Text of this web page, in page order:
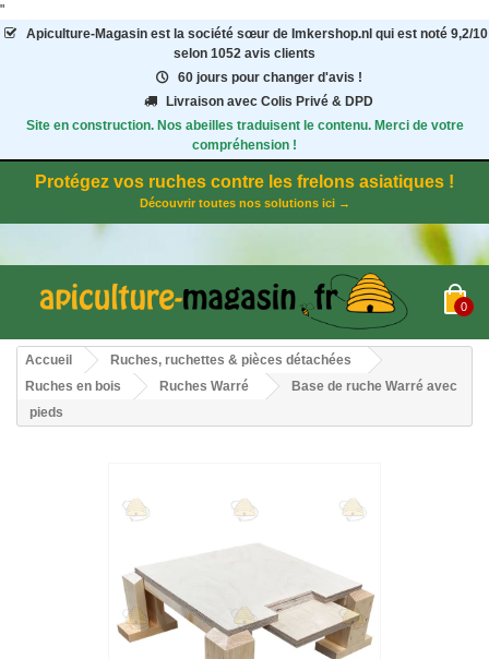
"
Apiculture-Magasinest la société sœur de Imkershop.nl qui est noté 9,2/10
selon 1052 avis clients
60 jours pour changer d'avis !
Livraison avec Colis Privé & DPD
Site en construction. Nos abeilles traduisent le contenu. Merci de votre
compréhension !
Protégez vos ruches contre les frelons asiatiques !
Découvrir toutes nos solutions ici →
0
Accueil
Ruches, ruchettes & pièces détachées
Ruches en bois
Ruches Warré
Base de ruche Warré avec
pieds